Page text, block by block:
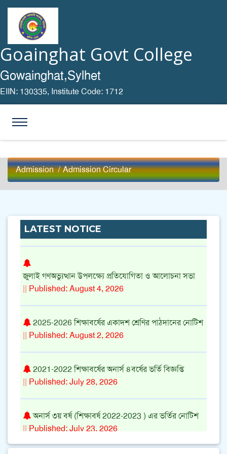
Goainghat Govt College
Gowainghat,Sylhet
EIIN: 130335, Institute Code: 1712
Admission/Admission Circular
LATEST NOTICE
2025)ফরম পূরণেরি নোটিশ
||Published: August 5, 2026
জুলাই গণঅভ্যুত্থান উপলক্ষ্যে প্রতিযোগিতা ও আলোচনা সভা
|| Published: August 4, 2026
2025-2026 শিক্ষাবর্ষের একাদশ শ্রেণির পাঠদানের নোটিশ
|| Published: August 2, 2026
2021-2022 শিক্ষাবর্ষের অনার্স ৪বর্ষের ভর্তি বিজ্ঞপ্তি
|| Published: July 28, 2026
অনার্স ৩য় বর্ষ (শিক্ষাবর্ষ 2022-2023 ) এর ভর্তির নোটিশ
|| Published: July 23, 2026